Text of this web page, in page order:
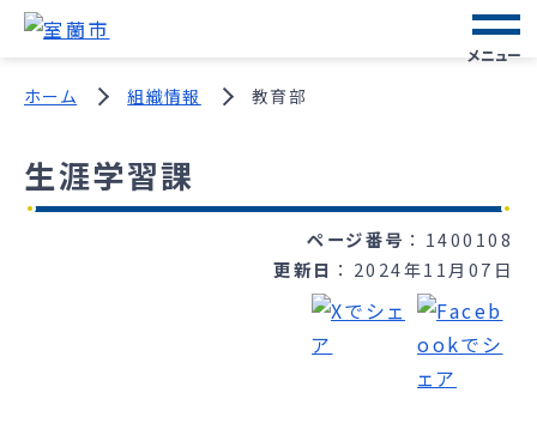
メニュー
ホーム 組織情報 教育部
生涯学習課
ページ番号
1400108
更新日
2024年11月07日